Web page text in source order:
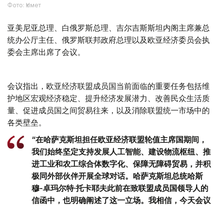
Фото: Үкімет
亚美尼亚总理、白俄罗斯总理、吉尔吉斯斯坦内阁主席兼总
统办公厅主任、俄罗斯联邦政府总理以及欧亚经济委员会执
委会主席出席了会议。
会议指出，欧亚经济联盟成员国当前面临的重要任务包括维
护地区宏观经济稳定、提升经济发展潜力、改善民众生活质
量、促进成员国之间贸易往来，以及消除联盟统一市场中的
各类壁垒。
“在哈萨克斯坦担任欧亚经济联盟轮值主席国期间，
我们始终坚定支持发展人工智能、建设物流枢纽、推
进工业和农工综合体数字化、保障无障碍贸易，并积
极同外部伙伴开展全球对话。哈萨克斯坦总统哈斯
穆-卓玛尔特·托卡耶夫此前在致联盟成员国领导人的
信函中，也明确阐述了这一立场。我相信，今天会议